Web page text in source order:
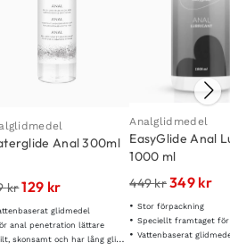
Anal 300ml
kr129 kr
glidmedel
anal penetration lättare
skonsamt och har lång glideffekt
Analglidmedel
EasyGlide Anal
1000 ml
449kr349 kr
Stor förpackning
Speciellt framtaget för
Vattenbaserat